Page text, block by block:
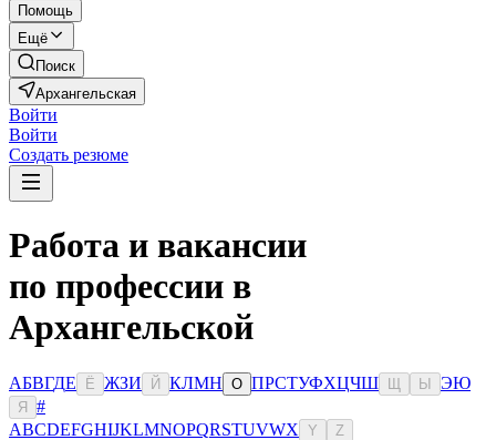
Помощь
Ещё
Поиск
Архангельская
Войти
Войти
Создать резюме
Работа и вакансии
по профессии в
Архангельской
АБВГДЕ Ё ЖЗИ Й КЛМН О ПРСТУФХЦЧШ Ы ЭЮ
Я
#
ABCDEFGHIJKLMNOPQRSTUVWX Y Z